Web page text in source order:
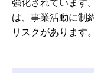
は、事業活動に制
リスクがあります。